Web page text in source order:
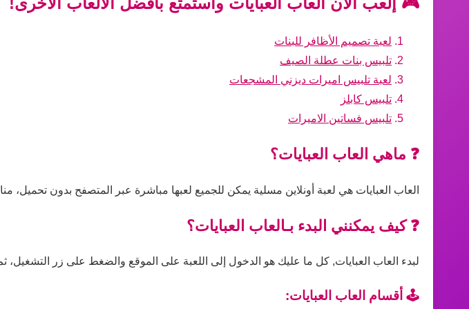
لعبة تصميم الأظافر للبنات
تلبيس بنات عطلة الصيف
لعبة تلبيس اميرات ديزني المشجعات
تلبيس كابلز
تلبيس فساتين الاميرات
❓ ماهي العاب العبايات؟
العاب العبايات هي لعبة أونلاين مسلية يمكن للجميع لعبها مباشرة عبر المتصفح بدون تحميل،
❓ كيف يمكنني البدء بـالعاب العبايات؟
لبدء العاب العبايات, كل ما عليك هو الدخول إلى اللعبة على الموقع والضغط على زر التشغيل، ثم
🕹️ أقسام العاب العبايات: